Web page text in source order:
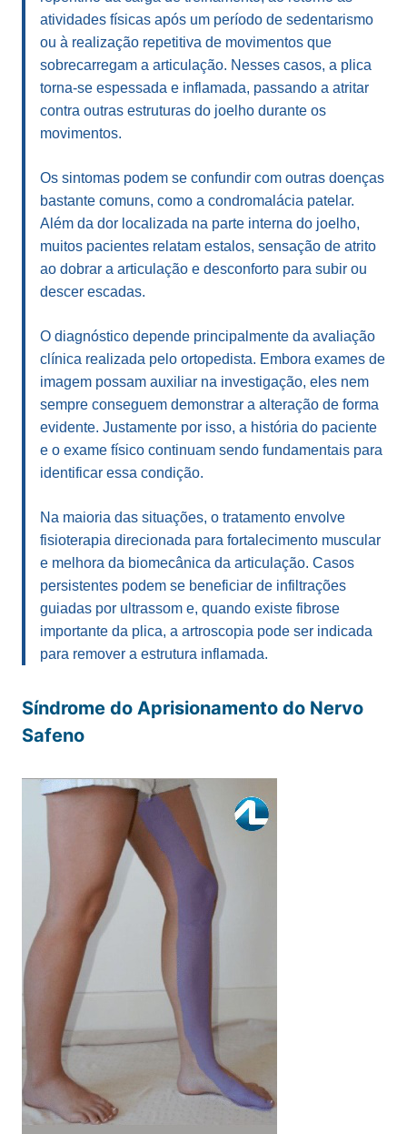
atividades físicas após um período de sedentarismo
ou à realização repetitiva de movimentos que
sobrecarregam a articulação. Nesses casos, a plica
torna-se espessada e inflamada, passando a atritar
contra outras estruturas do joelho durante os
movimentos.
Os sintomas podem se confundir com outras doenças
bastante comuns, como a condromalácia patelar.
Além da dor localizada na parte interna do joelho,
muitos pacientes relatam estalos, sensação de atrito
ao dobrar a articulação e desconforto para subir ou
descer escadas.
O diagnóstico depende principalmente da avaliação
clínica realizada pelo ortopedista. Embora exames de
imagem possam auxiliar na investigação, eles nem
sempre conseguem demonstrar a alteração de forma
evidente. Justamente por isso, a história do paciente
e o exame físico continuam sendo fundamentais para
identificar essa condição.
Na maioria das situações, o tratamento envolve
fisioterapia direcionada para fortalecimento muscular
e melhora da biomecânica da articulação. Casos
persistentes podem se beneficiar de infiltrações
guiadas por ultrassom e, quando existe fibrose
importante da plica, a artroscopia pode ser indicada
para remover a estrutura inflamada.
Síndrome do Aprisionamento do Nervo
Safeno